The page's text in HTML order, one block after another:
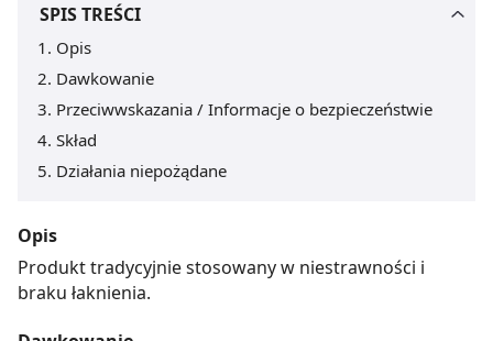
SPIS TREŚCI
Opis
Dawkowanie
Przeciwwskazania / Informacje o bezpieczeństwie
Skład
Działania niepożądane
Opis
Produkt tradycyjnie stosowany w niestrawności i
braku łaknienia.